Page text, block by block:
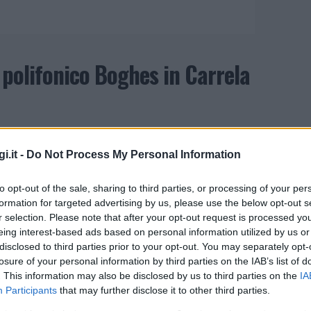
- Do Not Process My Personal Information
opt-out of the sale, sharing to third parties, or processing of your
for targeted advertising by us, please use the below opt-out
selection. Please note that after your opt-out request is processed
interest-based ads based on personal information utilized by us
to third parties prior to your opt-out. You may separately
of your personal information by third parties on the IAB’s list of
This information may also be disclosed by us to third parties on the
Participants that may further disclose it to other third parties.
Boghes in Carrela
Aranci ci sarà lo spettacolo itinerante
Astores.
sardo accompagnerà le serate
del Coro Sos Astores di Golfo